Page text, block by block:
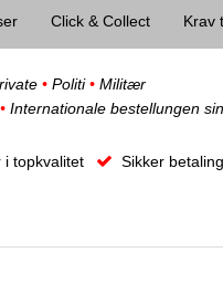
Click & Collect Krav
•Politi•Militær
•Internationale bestellungen
i topkvalitet Sikker betaling